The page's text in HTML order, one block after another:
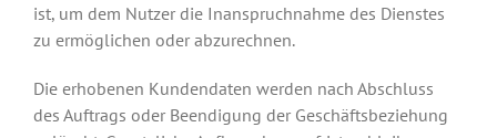
ist, um dem Nutzer die Inanspruchnahme des Dienstes
zu ermöglichen oder abzurechnen.
Die erhobenen Kundendaten werden nach Abschluss
des Auftrags oder Beendigung der Geschäftsbeziehung